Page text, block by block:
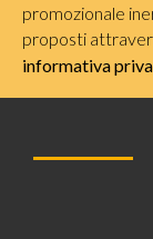
promozionale
proposti
informativa